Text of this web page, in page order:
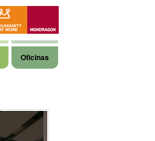
Oficinas